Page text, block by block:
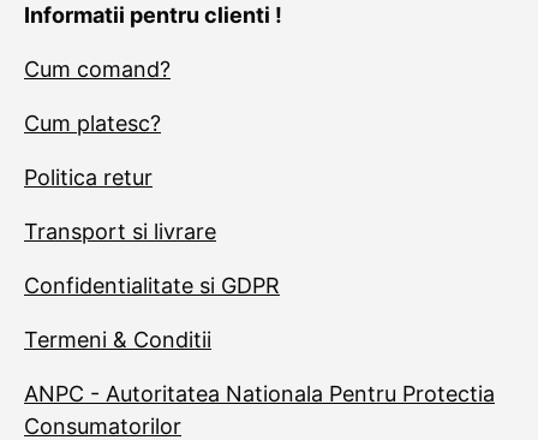
Informatii pentru clienti !
Cum comand?
Cum platesc?
Politica retur
Transport si livrare
Confidentialitate si GDPR
Termeni & Conditii
ANPC - Autoritatea Nationala Pentru Protectia
Consumatorilor